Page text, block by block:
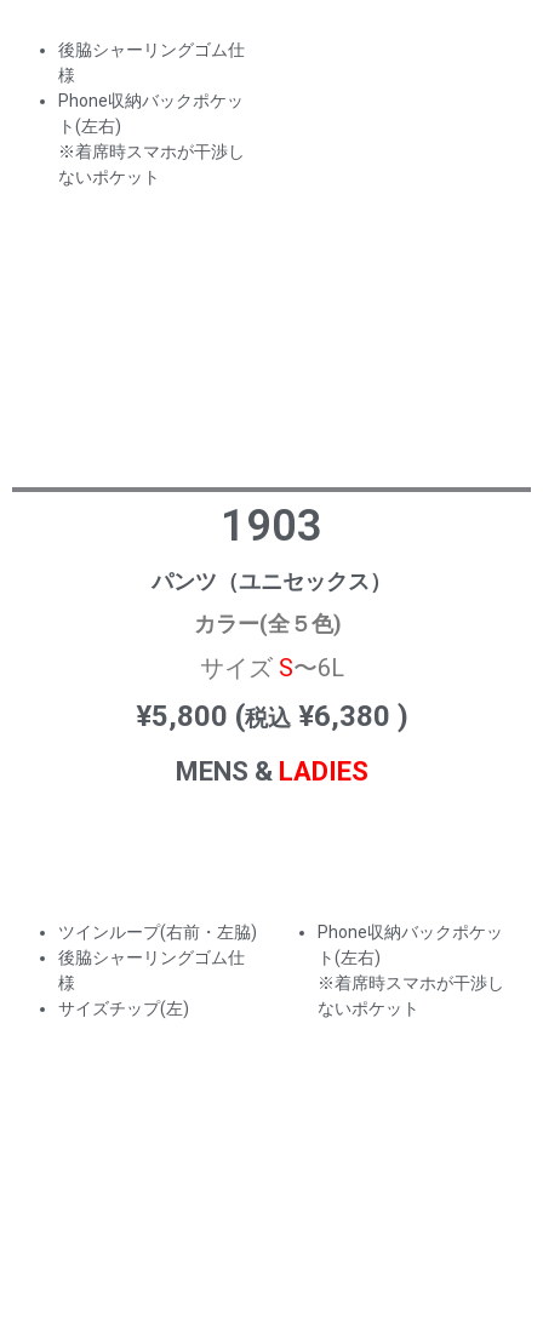
後脇シャーリングゴム仕
様
Phone収納バックポケッ
ト(左右)
※着席時スマホが干渉し
ないポケット
1903
パンツ（ユニセックス）
カラー(全５色)
サイズ S〜6L
¥5,800 (税込¥6,380 )
MENS & LADIES
ツインループ(右前・左脇)
後脇シャーリングゴム仕
様
サイズチップ(左)
Phone収納バックポケッ
ト(左右)
※着席時スマホが干渉し
ないポケット